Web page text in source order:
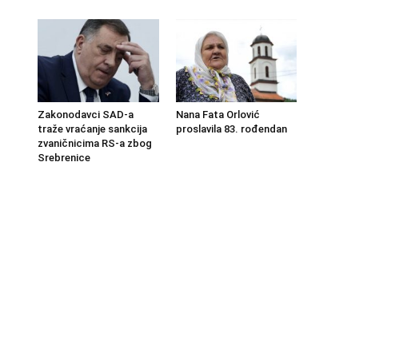
Zakonodavci SAD-a
traže vraćanje sankcija
zvaničnicima RS-a zbog
Srebrenice
Nana Fata Orlović
proslavila 83. rođendan